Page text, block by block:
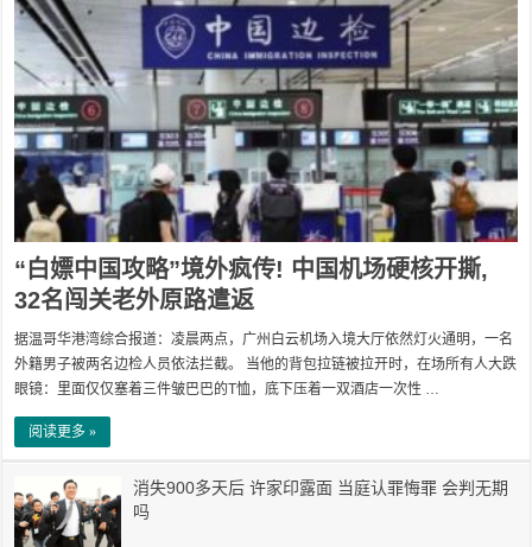
“白嫖中国攻略”境外疯传! 中国机场硬核开撕,
32名闯关老外原路遣返
据温哥华港湾综合报道：凌晨两点，广州白云机场入境大厅依然灯火通明，一名
外籍男子被两名边检人员依法拦截。 当他的背包拉链被拉开时，在场所有人大跌
眼镜：里面仅仅塞着三件皱巴巴的T恤，底下压着一双酒店一次性 …
阅读更多 »
消失900多天后 许家印露面 当庭认罪悔罪 会判无期
吗